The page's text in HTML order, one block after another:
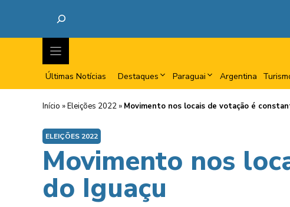
Últimas Notícias Destaques Paraguai Argentina
Início »Eleições 2022 » Movimento nos locais de votação é
ELEIÇÕES 2022
Movimento nos
do Iguaçu